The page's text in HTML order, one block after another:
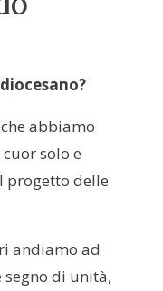
abbiamo
solo e
progetto delle
andiamo ad
di unità,